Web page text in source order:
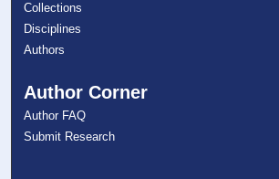
Collections
Disciplines
Authors
Author Corner
Author FAQ
Submit Research